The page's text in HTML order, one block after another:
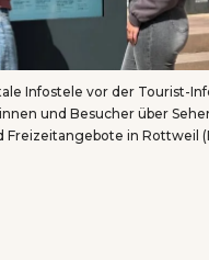
Infostele vor der Tourist-
und Besucher über
Freizeitangebote in Rottweil